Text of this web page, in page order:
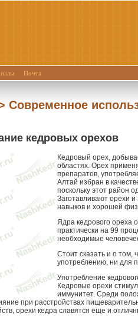
Почта
Современное
кедровых орехов
Кедровый орех,
областях. Орех
препаратов,
Алтай избран в
поскольку этот район
Заготавливают орехи
навыков и хорошей
Ядра кедрового ореха
практически на 99
необходимые
Стоит сказать и о том,
употреблению, ни для
Употребление
Кедровые орехи
иммунитет. Среди
при расстройствах
орехи кедра славятся еще и